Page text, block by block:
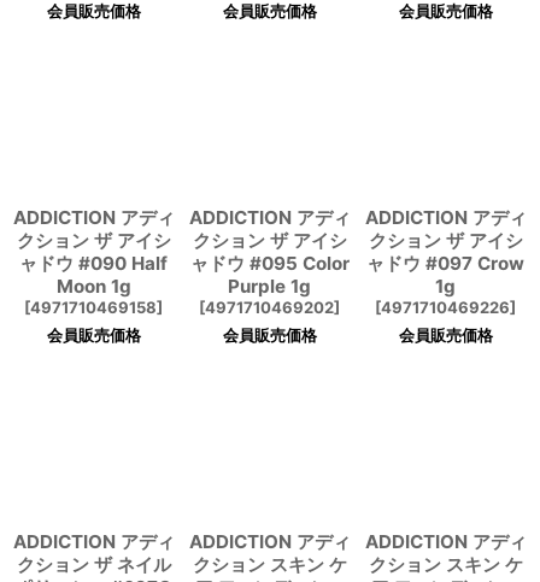
会員販売価格
会員販売価格
会員販売価格
ADDICTION アディ
クション ザ アイシ
ャドウ #090 Half
Moon 1g
[4971710469158]
会員販売価格
ADDICTION アディ
クション ザ アイシ
ャドウ #095 Color
Purple 1g
[4971710469202]
会員販売価格
ADDICTION アディ
クション ザ アイシ
ャドウ #097 Crow
1g
[4971710469226]
会員販売価格
ADDICTION アディ
クション ザ ネイル
ADDICTION アディ
クション スキン ケ
ADDICTION アディ
クション スキン ケ